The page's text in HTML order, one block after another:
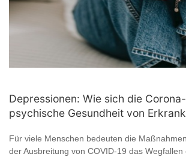
Depressionen: Wie sich die
psychische Gesundheit von
Für viele Menschen bedeuten die
der Ausbreitung von COVID-19 das Wegfallen